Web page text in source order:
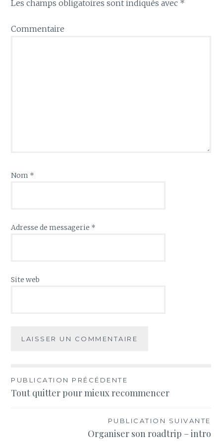
Les champs obligatoires sont indiqués avec *
Commentaire
Nom *
Adresse de messagerie *
Site web
Navigation
PUBLICATION PRÉCÉDENTE
Tout quitter pour mieux recommencer
PUBLICATION SUIVANTE
Organiser son roadtrip – intro